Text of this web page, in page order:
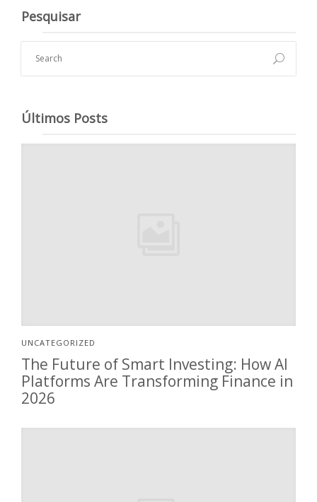
Pesquisar
Últimos Posts
UNCATEGORIZED
The Future of Smart Investing: How AI
Platforms Are Transforming Finance in
2026